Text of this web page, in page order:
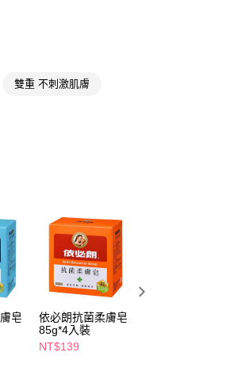
，方視為交易完成。
，但若您需要取消訂單，請聯
單仍視為有效，需透過AFTEE
之結帳頁面顯示為準，若有關於
疑問，請聯繫「AFTEE先享後
support/home
AFTEE先享後付」服務完成之
費
費
費
雙重 不刺激肌膚
皂
依必朗抗菌柔膚皂
85g*4入裝
NT$139